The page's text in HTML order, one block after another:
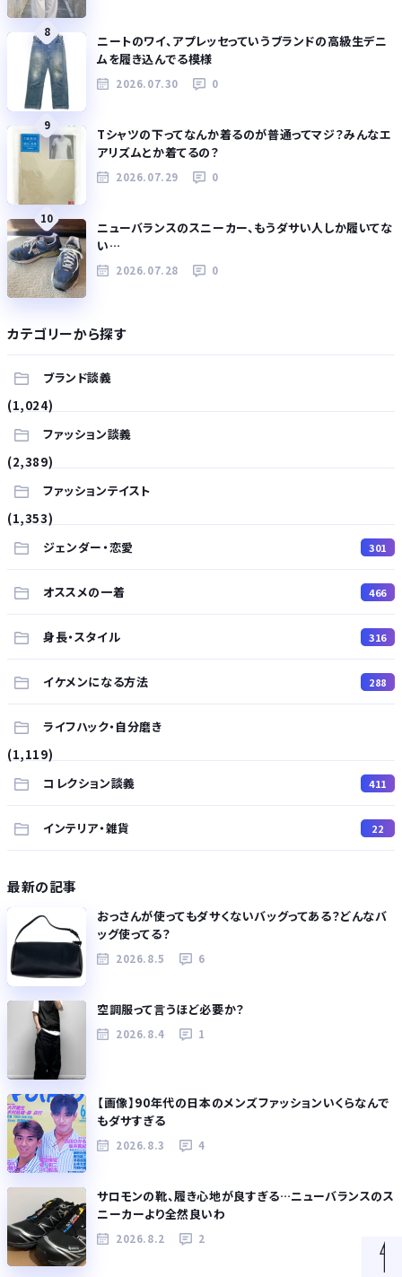
8
ニートのワイ、アプレッセっていうブランドの高級生デニ
ムを履き込んでる模様
2026.07.30 0
9
Tシャツの下ってなんか着るのが普通ってマジ？みんなエ
アリズムとか着てるの？
2026.07.29 0
10
ニューバランスのスニーカー、もうダサい人しか履いてな
い…
2026.07.28 0
カテゴリーから探す
ブランド談義
(1,024)
ファッション談義
(2,389)
ファッションテイスト
(1,353)
ジェンダー・恋愛
301
オススメの一着 466
身長・スタイル 316
イケメンになる方法 288
ライフハック・自分磨き
(1,119)
コレクション談義
411
インテリア・雑貨 22
最新の記事
おっさんが使ってもダサくないバッグってある？どんなバ
ッグ使ってる？
2026.8.5 6
空調服って言うほど必要か？
2026.8.4 1
【画像】90年代の日本のメンズファッションいくらなんで
もダサすぎる
2026.8.3 4
サロモンの靴、履き心地が良すぎる…ニューバランスのス
ニーカーより全然良いわ
2026.8.2 2